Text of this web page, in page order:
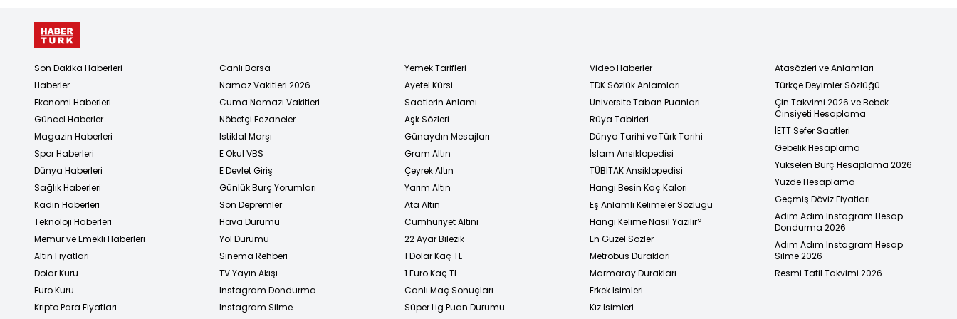
Son Dakika Haberleri
Haberler
Ekonomi Haberleri
Güncel Haberler
Magazin Haberleri
Spor Haberleri
Dünya Haberleri
Sağlık Haberleri
Kadın Haberleri
Teknoloji Haberleri
Memur ve Emekli Haberleri
Altın Fiyatları
Dolar Kuru
Euro Kuru
Kripto Para Fiyatları
Canlı Borsa
Namaz Vakitleri 2026
Cuma Namazı Vakitleri
Nöbetçi Eczaneler
İstiklal Marşı
E Okul VBS
E Devlet Giriş
Günlük Burç Yorumları
Son Depremler
Hava Durumu
Yol Durumu
Sinema Rehberi
TV Yayın Akışı
Instagram Dondurma
Instagram Silme
Yemek Tarifleri
Ayetel Kürsi
Saatlerin Anlamı
Aşk Sözleri
Günaydın Mesajları
Gram Altın
Çeyrek Altın
Yarım Altın
Ata Altın
Cumhuriyet Altını
22 Ayar Bilezik
1 Dolar Kaç TL
1 Euro Kaç TL
Canlı Maç Sonuçları
Süper Lig Puan Durumu
Video Haberler
TDK Sözlük Anlamları
Üniversite Taban Puanları
Rüya Tabirleri
Dünya Tarihi ve Türk Tarihi
İslam Ansiklopedisi
TÜBİTAK Ansiklopedisi
Hangi Besin Kaç Kalori
Eş Anlamlı Kelimeler Sözlüğü
Hangi Kelime Nasıl Yazılır?
En Güzel Sözler
Metrobüs Durakları
Marmaray Durakları
Erkek İsimleri
Kız İsimleri
Atasözleri ve Anlamları
Türkçe Deyimler Sözlüğü
Çin Takvimi 2026 ve Bebek
Cinsiyeti Hesaplama
İETT Sefer Saatleri
Gebelik Hesaplama
Yükselen Burç Hesaplama 2026
Yüzde Hesaplama
Geçmiş Döviz Fiyatları
Adım Adım Instagram Hesap
Dondurma 2026
Adım Adım Instagram Hesap
Silme 2026
Resmi Tatil Takvimi 2026